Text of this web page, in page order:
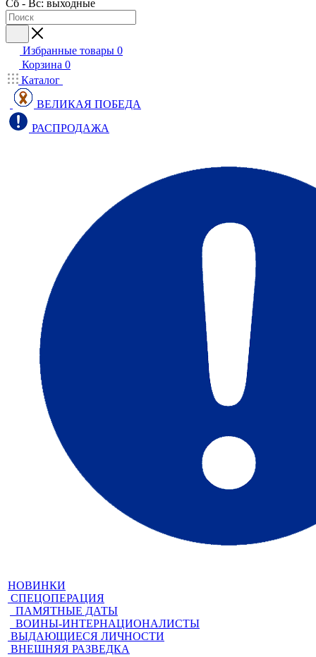
Сб - Вс: выходные
Избранные товары 0
Корзина 0
Каталог
ВЕЛИКАЯ ПОБЕДА
РАСПРОДАЖА
НОВИНКИ
СПЕЦОПЕРАЦИЯ
ПАМЯТНЫЕ ДАТЫ
ВОИНЫ-ИНТЕРНАЦИОНАЛИСТЫ
ВЫДАЮЩИЕСЯ ЛИЧНОСТИ
ВНЕШНЯЯ РАЗВЕДКА